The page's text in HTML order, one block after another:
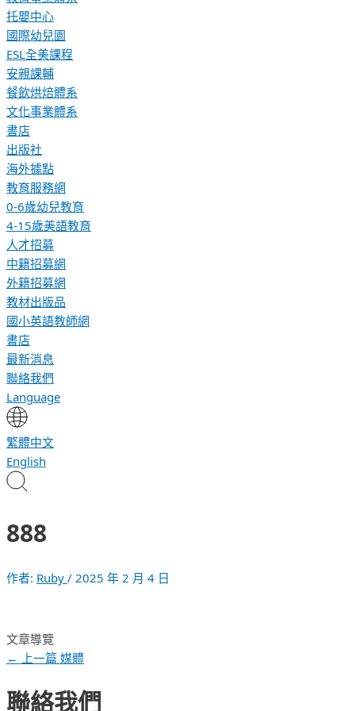
托嬰中心
國際幼兒園
ESL全美課程
安親課輔
餐飲烘焙體系
文化事業體系
書店
出版社
海外據點
教育服務網
0-6歲幼兒教育
4-15歲美語教育
人才招募
中籍招募網
外籍招募網
教材出版品
國小英語教師網
書店
最新消息
聯絡我們
Language
繁體中文
English
888
作者: Ruby / 2025 年 2 月 4 日
文章導覽
←
上一篇 媒體
聯絡我們